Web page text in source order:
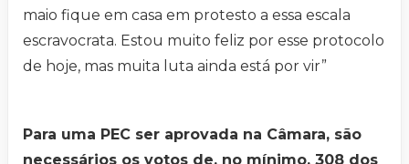
maio fique em casa em protesto a essa escala
escravocrata. Estou muito feliz por esse protocolo
de hoje, mas muita luta ainda está por vir”
Para uma PEC ser aprovada na Câmara, são
necessários os votos de, no mínimo, 308 dos